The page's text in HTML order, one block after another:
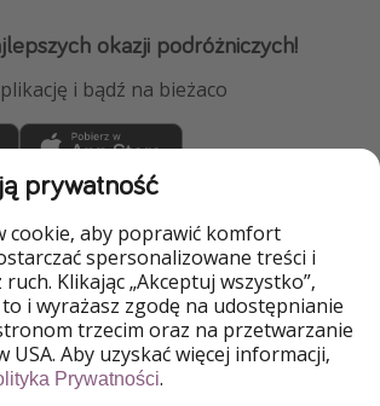
okazji podróżniczych!
i bądź na bieżaco
częścią Grupy HolidayPirates
HolidayPirates
VoyagesPirates
Urlaubspiraten
ViajerosPiratas
prywatność
cookie, aby poprawić komfort
spersonalizowane treści i
Klikając „Akceptuj wszystko”,
i wyrażasz zgodę na udostępnianie
trzecim oraz na przetwarzanie
USA. Aby uzyskać więcej informacji,
Prywatności.